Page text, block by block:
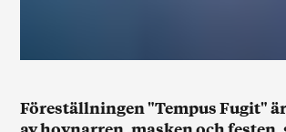
Föreställningen "Tempus Fugit"